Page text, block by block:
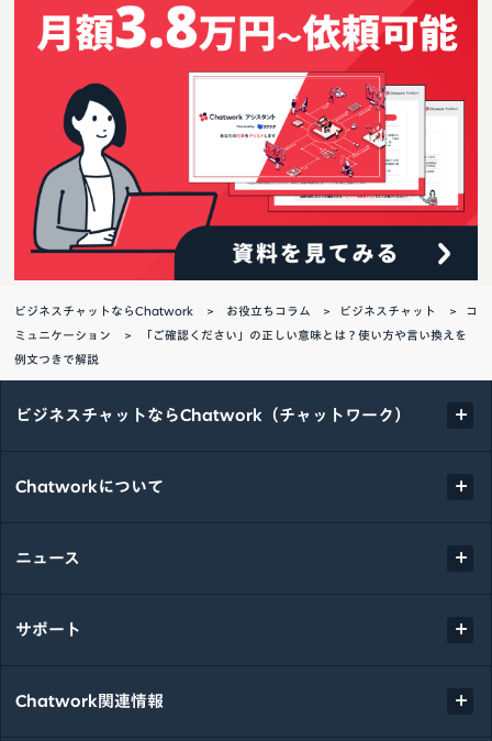
ビジネスチャットならChatwork お役立ちコラム ビジネスチャット
コ
ミュニケーション
「ご確認ください」の正しい意味とは？使い方や言い換えを
例文つきで解説
ビジネスチャットならChatwork（チャットワーク）
Chatworkについて
ニュース
サポート
Chatwork関連情報